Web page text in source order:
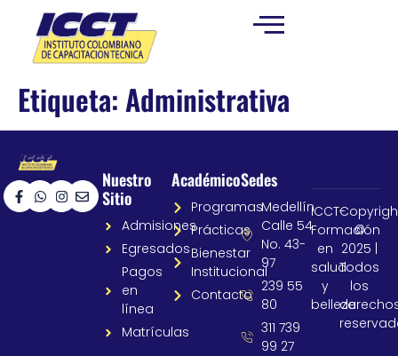
Etiqueta: Administrativa
Nuestro
Sitio
Admisiones
Egresados
Pagos
en
línea
Matrículas
Académico
Programas
Prácticas
Bienestar
Institucional
Contacto
Sedes
Medellín
Calle 54
No. 43-
97
239 55
80
311 739
99 27
ICCT-
Formación
en
salud
y
belleza
©
2025 |
Todos
los